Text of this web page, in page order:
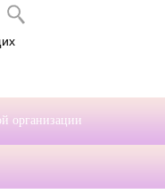
им. Героя Советского
"Дети и Крым" в 1, 3-
организации